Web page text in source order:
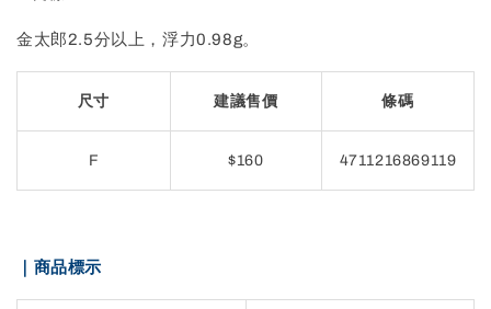
金太郎2.5分以上，浮力0.98g。
尺寸 建議售價 條碼
F $160 4711216869119
｜商品標示